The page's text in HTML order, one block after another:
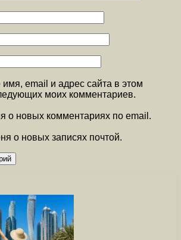
email и адрес сайта в этом
моих комментариев.
о новых комментариях по email.
о новых записях почтой.